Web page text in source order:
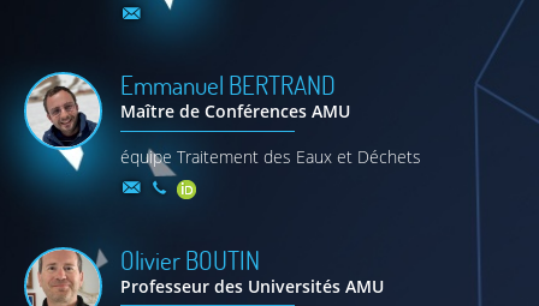
Emmanuel BERTRAND
Maître de Conférences AMU
équipe Traitement des Eaux et Déchets
Olivier BOUTIN
Professeur des Universités AMU